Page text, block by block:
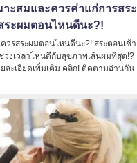
าะสมและควรค่าแก่การสระ
ระผมตอนไหนดีนะ?!
วรสระผมตอนไหนดีนะ?! สระตอนเช้า
วงเวลาไหนดีกับสุขภาพเส้นผมที่สุด!?
ละเอียดเพิ่มเติม คลิก! ติดตามอ่านกัน